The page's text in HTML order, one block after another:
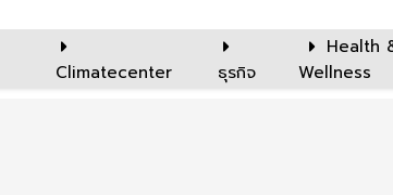
Climatecenter ธุรกิจ
Health
Wellness